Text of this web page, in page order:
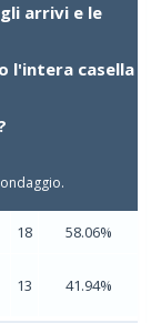
arrivi e le
l'intera casella
18 58.06%
13 41.94%